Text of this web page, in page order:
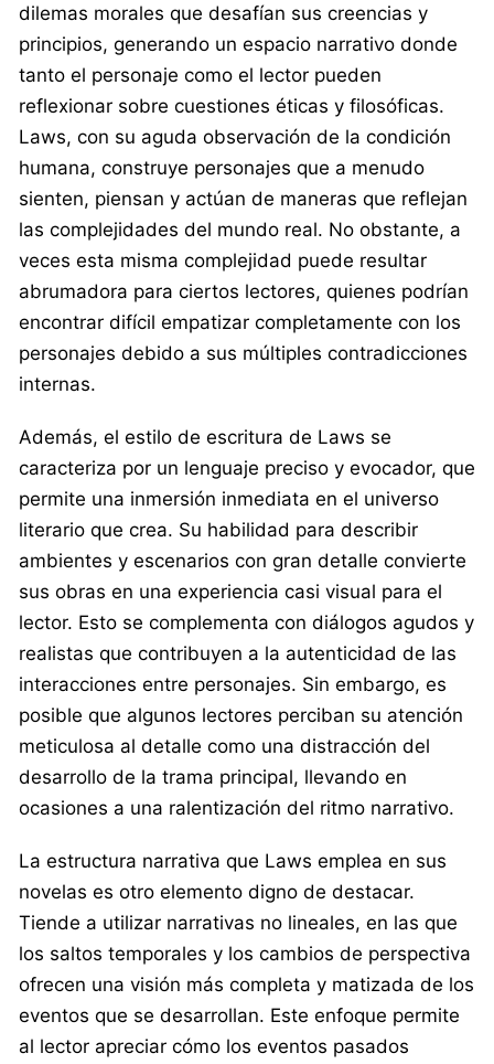
dilemas morales que desafían sus creencias y
principios, generando un espacio narrativo donde
tanto el personaje como el lector pueden
reflexionar sobre cuestiones éticas y filosóficas.
Laws, con su aguda observación de la condición
humana, construye personajes que a menudo
sienten, piensan y actúan de maneras que reflejan
las complejidades del mundo real. No obstante, a
veces esta misma complejidad puede resultar
abrumadora para ciertos lectores, quienes podrían
encontrar difícil empatizar completamente con los
personajes debido a sus múltiples contradicciones
internas.
Además, el estilo de escritura de Laws se
caracteriza por un lenguaje preciso y evocador, que
permite una inmersión inmediata en el universo
literario que crea. Su habilidad para describir
ambientes y escenarios con gran detalle convierte
sus obras en una experiencia casi visual para el
lector. Esto se complementa con diálogos agudos y
realistas que contribuyen a la autenticidad de las
interacciones entre personajes. Sin embargo, es
posible que algunos lectores perciban su atención
meticulosa al detalle como una distracción del
desarrollo de la trama principal, llevando en
ocasiones a una ralentización del ritmo narrativo.
La estructura narrativa que Laws emplea en sus
novelas es otro elemento digno de destacar.
Tiende a utilizar narrativas no lineales, en las que
los saltos temporales y los cambios de perspectiva
ofrecen una visión más completa y matizada de los
eventos que se desarrollan. Este enfoque permite
al lector apreciar cómo los eventos pasados